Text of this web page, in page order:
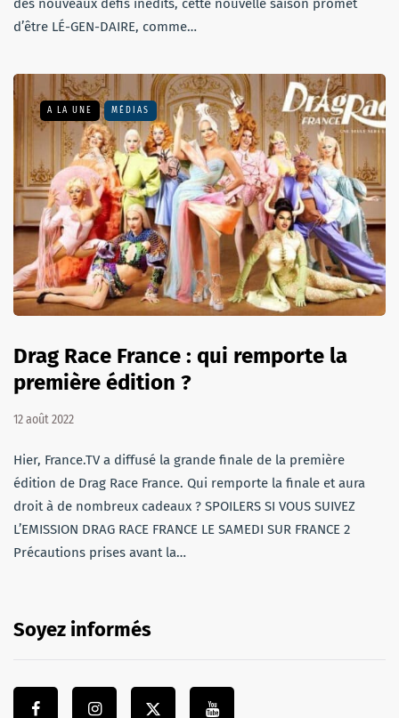
des nouveaux défis inédits, cette nouvelle saison promet
d’être LÉ-GEN-DAIRE, comme…
A LA UNE MÉDIAS
Drag Race France : qui remporte la
première édition ?
12 août 2022
Hier, France.TV a diffusé la grande finale de la première
édition de Drag Race France. Qui remporte la finale et aura
droit à de nombreux cadeaux ? SPOILERS SI VOUS SUIVEZ
L’EMISSION DRAG RACE FRANCE LE SAMEDI SUR FRANCE 2
Précautions prises avant la…
Soyez informés